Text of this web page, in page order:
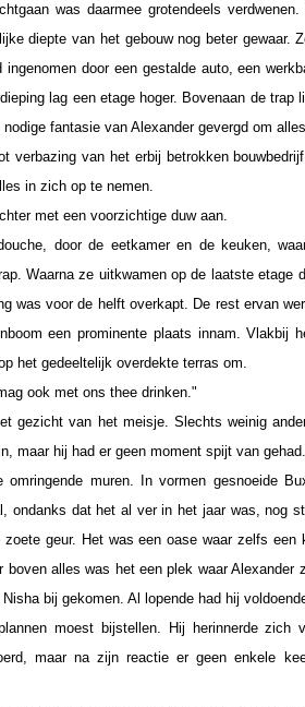
was daarmee grotendeels
diepte van het gebouw nog beter gewaar.
door een gestalde auto, een
lag een etage hoger. Bovenaan de trap
fantasie van Alexander gevergd om
van het erbij betrokken
in zich op te nemen.
met een voorzichtige duw aan.
door de eetkamer en de keuken,
Waarna ze uitkwamen op de laatste etage
was voor de helft overkapt. De rest ervan
een prominente plaats innam. Vlakbij
het gedeeltelijk overdekte terras om.
ook met ons thee drinken."
gezicht van het meisje. Slechts weinig
maar hij had er geen moment spijt van
muren. In vormen gesnoeide
ondanks dat het al ver in het jaar was, nog
geur. Het was een oase waar zelfs een
alles was het een plek waar Alexander
bij gekomen. Al lopende had hij
moest bijstellen. Hij herinnerde zich
maar na zijn reactie er geen enkele